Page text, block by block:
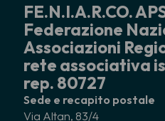
FE.N.I.A.R.CO.
Federazione
Associazioni
rete associativa
rep. 80727
Sede e recapito postale
Via Altan, 83/4